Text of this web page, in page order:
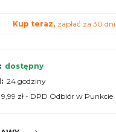
Kup teraz, zapłać za 30 dni
dostępny
24 godziny
zł - DPD Odbiór w Punkcie